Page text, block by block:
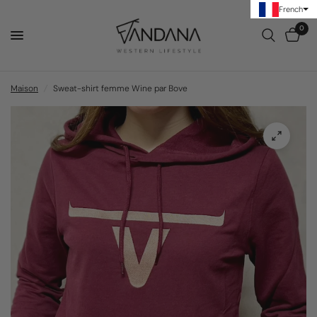
0
Maison Sweat-shirt femme Wine par Bove
French